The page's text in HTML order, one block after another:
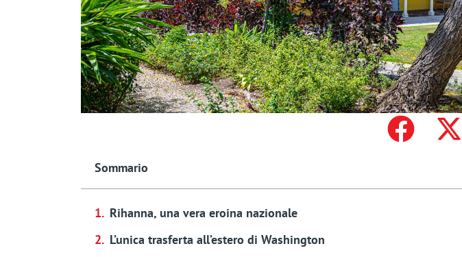
Sommario
Rihanna, una vera eroina nazionale
L’unica trasferta all’estero di Washington